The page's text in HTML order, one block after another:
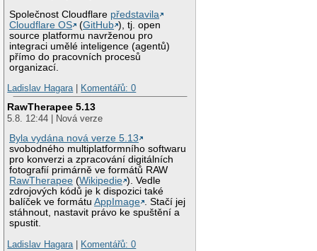
Společnost Cloudflare představila
Cloudflare OS
(GitHub ), tj. open
source platformu navrženou pro
integraci umělé inteligence (agentů)
přímo do pracovních procesů
organizací.
Ladislav Hagara| Komentářů: 0
RawTherapee 5.13
5.8. 12:44 | Nová verze
Byla vydána nová verze 5.13
svobodného multiplatformního softwaru
pro konverzi a zpracování digitálních
fotografií primárně ve formátů RAW
RawTherapee (Wikipedie ). Vedle
zdrojových kódů je k dispozici také
balíček ve formátuAppImage . Stačí jej
stáhnout, nastavit právo ke spuštění a
spustit.
Ladislav Hagara| Komentářů: 0